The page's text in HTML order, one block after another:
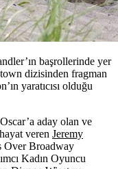
başrollerinde yer
dizisinden fragman
yaratıcısı olduğu
aday olan ve
veren Jeremy
Over Broadway
Kadın Oyuncu